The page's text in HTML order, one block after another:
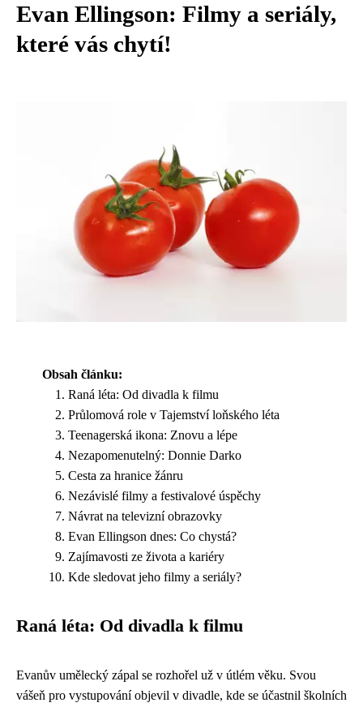
Evan Ellingson: Filmy a seriály,
které vás chytí!
Obsah článku:
Raná léta: Od divadla k filmu
Průlomová role v Tajemství loňského léta
Teenagerská ikona: Znovu a lépe
Nezapomenutelný: Donnie Darko
Cesta za hranice žánru
Nezávislé filmy a festivalové úspěchy
Návrat na televizní obrazovky
Evan Ellingson dnes: Co chystá?
Zajímavosti ze života a kariéry
Kde sledovat jeho filmy a seriály?
Raná léta: Od divadla k filmu
Evanův umělecký zápal se rozhořel už v útlém věku. Svou
vášeň pro vystupování objevil v divadle, kde se účastnil školních